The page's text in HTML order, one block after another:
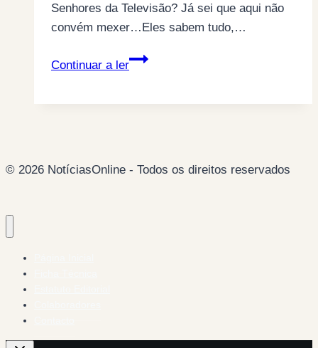
Senhores da Televisão? Já sei que aqui não
convém mexer…Eles sabem tudo,…
Continuar a ler
“Telefone
massa”!
© 2026 NotíciasOnline - Todos os direitos reservados